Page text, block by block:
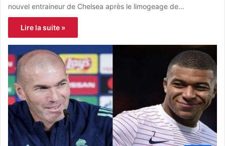
nouvel entraineur de Chelsea après le limogeage de…
Lire la suite »